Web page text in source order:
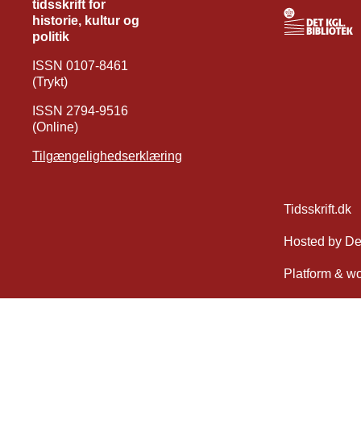
tidsskrift for
historie, kultur og
politik
ISSN 0107-8461
(Trykt)
ISSN 2794-9516
(Online)
Tilgængelighedserklæring